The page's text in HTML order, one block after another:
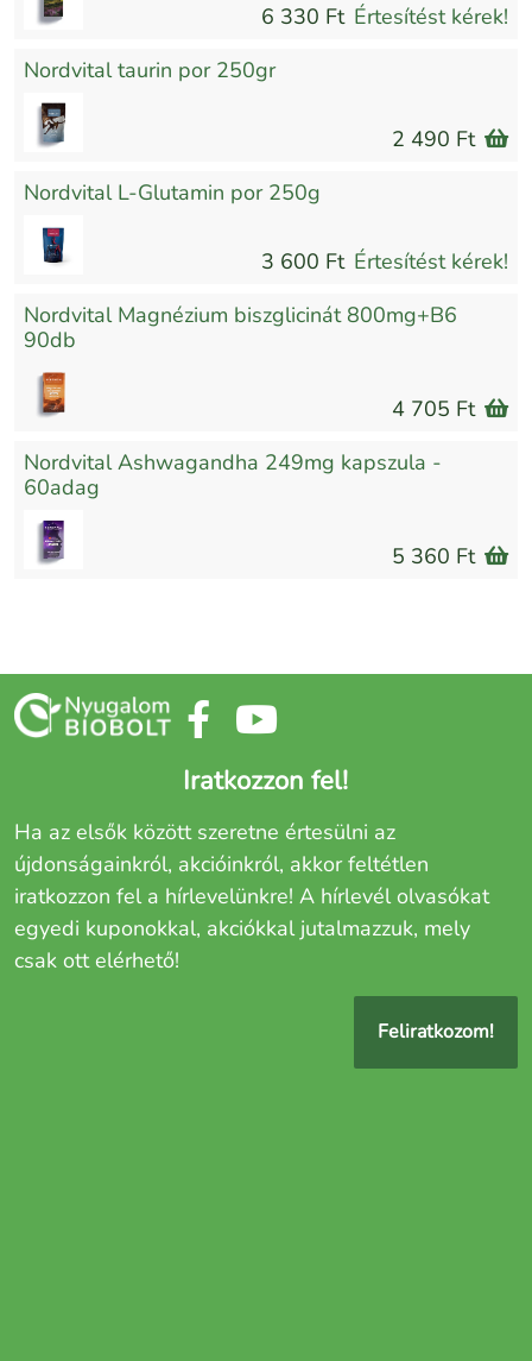
6 330 Ft Értesítést kérek!
Nordvital taurin por 250gr
2 490 Ft
Nordvital L-Glutamin por 250g
3 600 Ft Értesítést kérek!
Nordvital Magnézium biszglicinát 800mg+B6
90db
4 705 Ft
Nordvital Ashwagandha 249mg kapszula -
60adag
5 360 Ft
Iratkozzon fel!
Ha az elsők között szeretne értesülni az
újdonságainkról, akcióinkról, akkor feltétlen
iratkozzon fel a hírlevelünkre! A hírlevél olvasókat
egyedi kuponokkal, akciókkal jutalmazzuk, mely
csak ott elérhető!
Feliratkozom!